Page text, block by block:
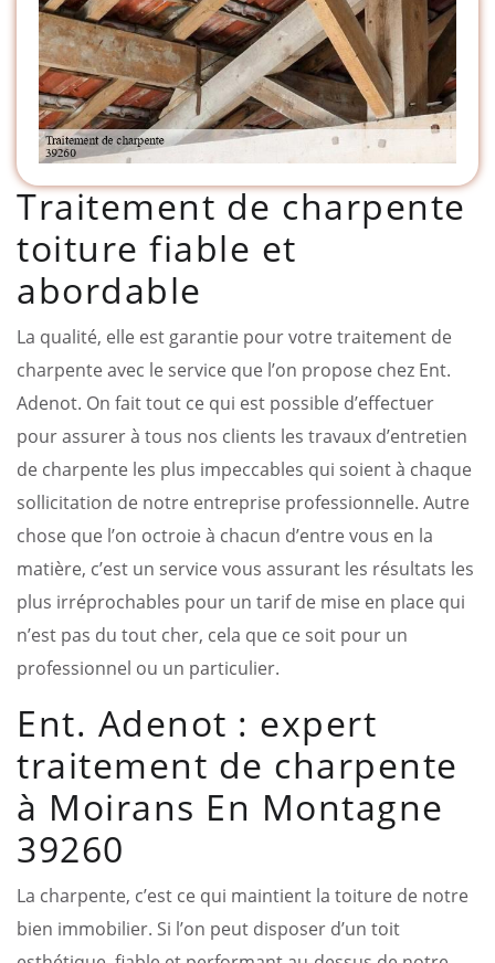
Traitement de charpente
toiture fiable et
abordable
La qualité, elle est garantie pour votre traitement de
charpente avec le service que l’on propose chez Ent.
Adenot. On fait tout ce qui est possible d’effectuer
pour assurer à tous nos clients les travaux d’entretien
de charpente les plus impeccables qui soient à chaque
sollicitation de notre entreprise professionnelle. Autre
chose que l’on octroie à chacun d’entre vous en la
matière, c’est un service vous assurant les résultats les
plus irréprochables pour un tarif de mise en place qui
n’est pas du tout cher, cela que ce soit pour un
professionnel ou un particulier.
Ent. Adenot : expert
traitement de charpente
à Moirans En Montagne
39260
La charpente, c’est ce qui maintient la toiture de notre
bien immobilier. Si l’on peut disposer d’un toit